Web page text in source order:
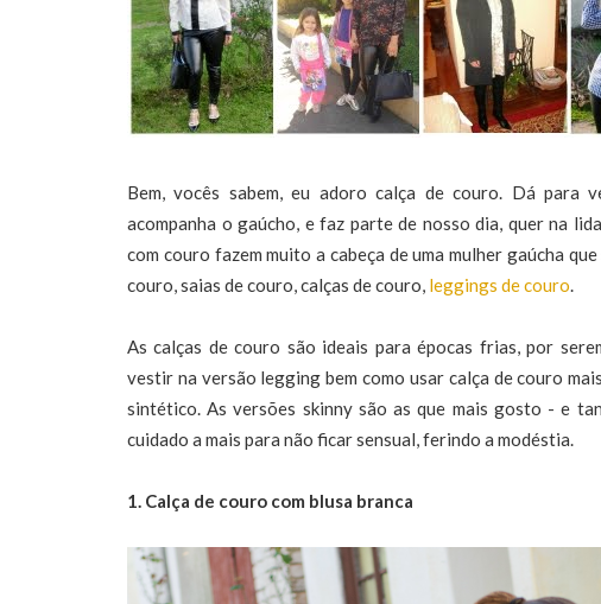
Bem, vocês sabem, eu adoro calça de couro. Dá para
acompanha o gaúcho, e faz parte de nosso dia, quer na
com couro fazem muito a cabeça de uma mulher gaúcha
couro, saias de couro, calças de couro, leggings de couro.
As calças de couro são ideais para épocas frias, por
vestir na versão legging bem como usar calça de couro
sintético. As versões skinny são as que mais gosto - e
cuidado a mais para não ficar sensual, ferindo a modéstia.
1. Calça de couro com blusa branca